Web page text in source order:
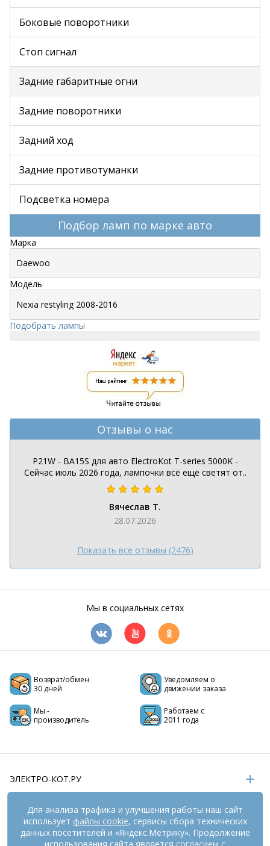
Боковые поворотники
Стоп сигнал
Задние габаритные огни
Задние поворотники
Задний ход
Задние противотуманки
Подсветка номера
Подбор ламп по марке авто
Марка
Модель
Подобрать лампы
Отзывы о нас
P21W - BA15S для авто ElectroKot T-series 5000K -
Сейчас июль 2026 года, лампочки всё ещё светят от..
Вячеслав Т.
28.07.2026
Показать все отзывы (2476)
Мы в социальных сетях
Возврат/обмен
30 дней
Уведомляем о
движении заказа
Мы -
производитель
Работаем с
2011 года
ЭЛЕКТРО-КОТ.РУ
ИНФОРМАЦИЯ
РЕКВИЗИТЫ
Для анализа трафика и улучшения работы наш сайт
использует файлы cookie, сервисы сбора технических
данных посетителей и «Яндекс.Метрику». Продолжение